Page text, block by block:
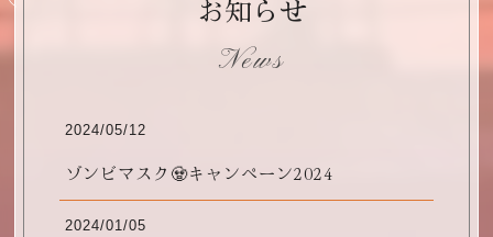
お知らせ
News
2024/05/12
ゾンビマスク🧟キャンペーン2024
2024/01/05